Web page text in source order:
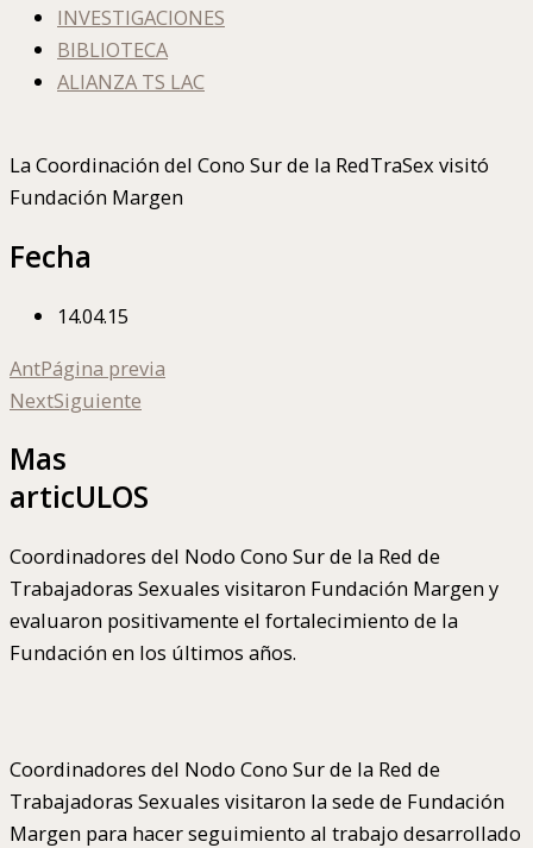
INVESTIGACIONES
BIBLIOTECA
ALIANZA TS LAC
La Coordinación del Cono Sur de la RedTraSex visitó
Fundación Margen
Fecha
14.04.15
AntPágina previa
NextSiguiente
Mas
articULOS
Coordinadores del Nodo Cono Sur de la Red de
Trabajadoras Sexuales visitaron Fundación Margen y
evaluaron positivamente el fortalecimiento de la
Fundación en los últimos años.
Coordinadores del Nodo Cono Sur de la Red de
Trabajadoras Sexuales visitaron la sede de Fundación
Margen para hacer seguimiento al trabajo desarrollado